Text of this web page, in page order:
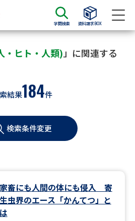
学問検索 資料請求BOX
求 資料検索
ら請求
学部・学科パンフ
募
大学入学共通テスト利用選抜の
ら請求
・ヒト・人類) 」に関連する
結果184件
検索条件変更
家畜にも人間の体にも侵入 寄
生虫界のエース「かんてつ」と
は